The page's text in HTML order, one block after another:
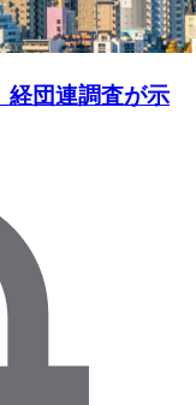
団連調査が示